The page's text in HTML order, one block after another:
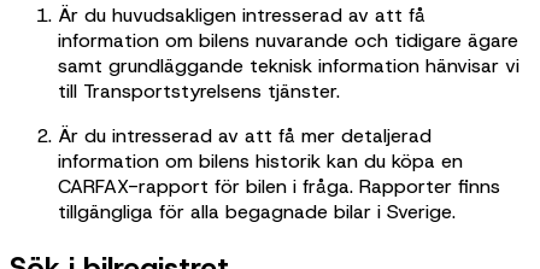
Är du huvudsakligen intresserad av att få
information om bilens nuvarande och tidigare ägare
samt grundläggande teknisk information hänvisar vi
till Transportstyrelsens tjänster.
Är du intresserad av att få mer detaljerad
information om bilens historik kan du köpa en
CARFAX-rapport för bilen i fråga. Rapporter finns
tillgängliga för alla begagnade bilar i Sverige.